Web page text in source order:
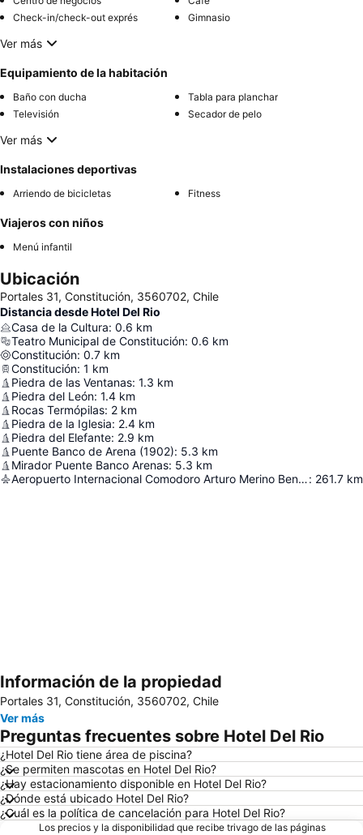
Check-in/check-out exprés
Gimnasio
Ver más
Equipamiento de la habitación
Baño con ducha
Tabla para planchar
Televisión
Secador de pelo
Ver más
Instalaciones deportivas
Arriendo de bicicletas Fitness
Viajeros con niños
Menú infantil
Ubicación
Portales 31, Constitución, 3560702, Chile
Distancia desde Hotel Del Rio
Casa de la Cultura: 0.6 km
Teatro Municipal de Constitución: 0.6 km
Constitución: 0.7 km
Constitución: 1 km
Piedra de las Ventanas: 1.3 km
Piedra del León: 1.4 km
Rocas Termópilas: 2 km
Piedra de la Iglesia: 2.4 km
Piedra del Elefante: 2.9 km
Puente Banco de Arena (1902): 5.3 km
Mirador Puente Banco Arenas: 5.3 km
Aeropuerto Internacional Comodoro Arturo Merino Benítez: 261.7 km
Ampliar mapa
Información de la propiedad
Portales 31, Constitución, 3560702, Chile
Ver más
Preguntas frecuentes sobre Hotel Del Rio
¿Hotel Del Rio tiene área de piscina?
¿Se permiten mascotas en Hotel Del Rio?
¿Hay estacionamiento disponible en Hotel Del Rio?
¿Dónde está ubicado Hotel Del Rio?
¿Cuál es la política de cancelación para Hotel Del Rio?
Los precios y la disponibilidad que recibe trivago de las páginas